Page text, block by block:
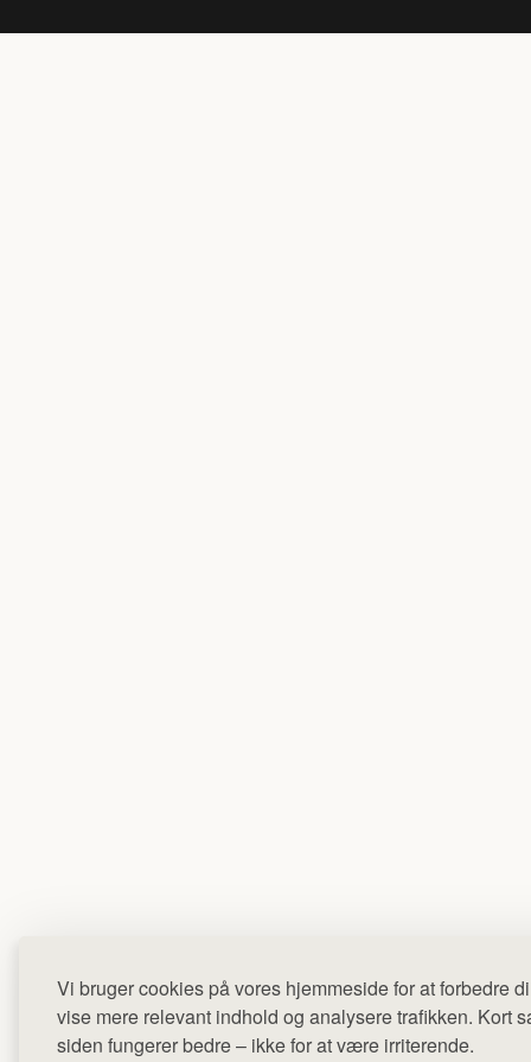
Vi bruger cookies på vores hjemmeside for at forbedre
vise mere relevant indhold og analysere trafikken. Kort
siden fungerer bedre – ikke for at være irriterende.